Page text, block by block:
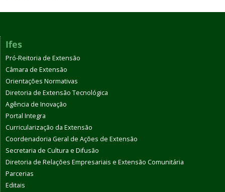
Ifes
Pró-Reitoria de Extensão
Câmara de Extensão
Orientações Normativas
Diretoria de Extensão Tecnológica
Agência de Inovação
Portal Integra
Curricularização da Extensão
Coordenadoria Geral de Ações de Extensão
Secretaria de Cultura e Difusão
Diretoria de Relações Empresariais e Extensão Comunitária
Parcerias
Editais